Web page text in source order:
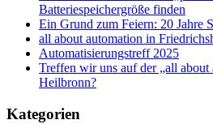
Batteriespeichergröße finden
Ein Grund zum Feiern: 20 Jahre
all about automation in
Automatisierungstreff 2025
Treffen wir uns auf der „all about
Heilbronn?
Kategorien